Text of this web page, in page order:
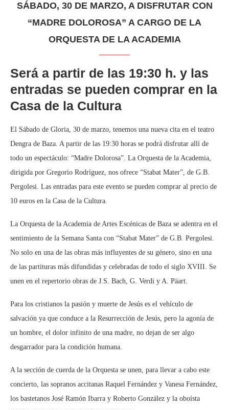
SÁBADO, 30 DE MARZO, A DISFRUTAR CON
“MADRE DOLOROSA” A CARGO DE LA
ORQUESTA DE LA ACADEMIA
Será a partir de las 19:30 h. y las
entradas se pueden comprar en la
Casa de la Cultura
El Sábado de Gloria, 30 de marzo, tenemos una nueva cita en el teatro
Dengra de Baza. A partir de las 19:30 horas se podrá disfrutar allí de
todo un espectáculo: “Madre Dolorosa”. La Orquesta de la Academia,
dirigida por Gregorio Rodríguez, nos ofrece “Stabat Mater”, de G.B.
Pergolesi. Las entradas para este evento se pueden comprar al precio de
10 euros en la Casa de la Cultura.
La Orquesta de la Academia de Artes Escénicas de Baza se adentra en el
sentimiento de la Semana Santa con “Stabat Mater” de G.B. Pergolesi.
No solo en una de las obras más influyentes de su género, sino en una
de las partituras más difundidas y celebradas de todo el siglo XVIII. Se
unen en el repertorio obras de J.S. Bach, G. Verdi y A. Päart.
Para los cristianos la pasión y muerte de Jesús es el vehículo de
salvación ya que conduce a la Resurrección de Jesús, pero la agonía de
un hombre, el dolor infinito de una madre, no dejan de ser algo
desgarrador para la condición humana.
A la sección de cuerda de la Orquesta se unen, para llevar a cabo este
concierto, las sopranos accitanas Raquel Fernández y Vanesa Fernández,
los bastetanos José Ramón Ibarra y Roberto González y la oboísta